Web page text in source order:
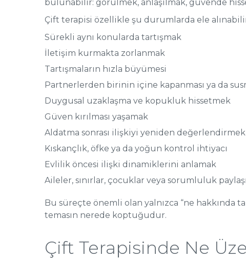
bulunabilir: görülmek, anlaşılmak, güvende
Çift terapisi özellikle şu durumlarda ele
Sürekli aynı konularda tartışmak
İletişim kurmakta zorlanmak
Tartışmaların hızla büyümesi
Partnerlerden birinin içine kapanması ya da
Duygusal uzaklaşma ve kopukluk hissetmek
Güven kırılması yaşamak
Aldatma sonrası ilişkiyi yeniden değerlendirmek
Kıskançlık, öfke ya da yoğun kontrol ihtiyacı
Evlilik öncesi ilişki dinamiklerini anlamak
Aileler, sınırlar, çocuklar veya sorumluluk
Bu süreçte önemli olan yalnızca “ne hakkında
temasın nerede koptuğudur.
Çift Terapisinde Ne